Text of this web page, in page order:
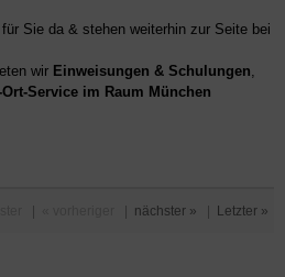
Sie da & stehen weiterhin zur Seite bei
wir Einweisungen & Schulungen,
Ort-Service im Raum München
nächster » Letzter »